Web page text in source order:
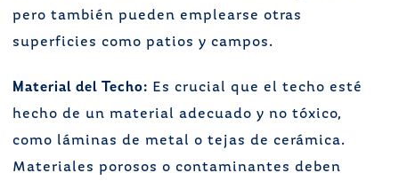
pero también pueden emplearse otras
superficies como patios y campos.
Material del Techo: Es crucial que el techo esté
hecho de un material adecuado y no tóxico,
como láminas de metal o tejas de cerámica.
Materiales porosos o contaminantes deben